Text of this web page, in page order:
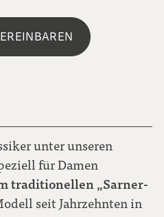
unter unseren
für Damen
traditionellen „Sarner-
seit Jahrzehnten in